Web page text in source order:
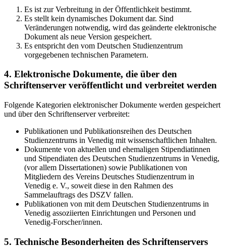
Es ist zur Verbreitung in der Öffentlichkeit bestimmt.
Es stellt kein dynamisches Dokument dar. Sind
Veränderungen notwendig, wird das geänderte elektronische
Dokument als neue Version gespeichert.
Es entspricht den vom Deutschen Studienzentrum
vorgegebenen technischen Parametern.
4. Elektronische Dokumente, die über den
Schriftenserver veröffentlicht und verbreitet werden
Folgende Kategorien elektronischer Dokumente werden gespeichert
und über den Schriftenserver verbreitet:
Publikationen und Publikationsreihen des Deutschen
Studienzentrums in Venedig mit wissenschaftlichen Inhalten.
Dokumente von aktuellen und ehemaligen Stipendiatinnen
und Stipendiaten des Deutschen Studienzentrums in Venedig,
(vor allem Dissertationen) sowie Publikationen von
Mitgliedern des Vereins Deutsches Studienzentrum in
Venedig e. V., soweit diese in den Rahmen des
Sammelauftrags des DSZV fallen.
Publikationen von mit dem Deutschen Studienzentrums in
Venedig assoziierten Einrichtungen und Personen und
Venedig-Forscher/innen.
5. Technische Besonderheiten des Schriftenservers